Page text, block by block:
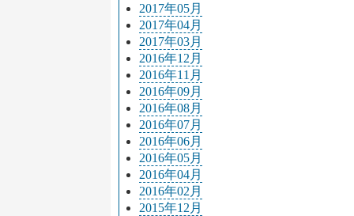
2017年05月
2017年04月
2017年03月
2016年12月
2016年11月
2016年09月
2016年08月
2016年07月
2016年06月
2016年05月
2016年04月
2016年02月
2015年12月